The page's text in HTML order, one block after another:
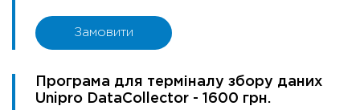
Замовити
Програма для терміналу збору даних
Unipro DataCollector - 1600 грн.